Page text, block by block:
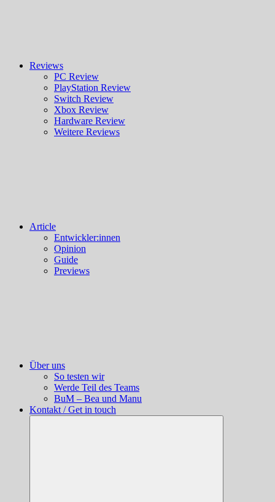
Reviews
PC Review
PlayStation Review
Switch Review
Xbox Review
Hardware Review
Weitere Reviews
Article
Entwickler:innen
Opinion
Guide
Previews
Über uns
So testen wir
Werde Teil des Teams
BuM – Bea und Manu
Kontakt / Get in touch